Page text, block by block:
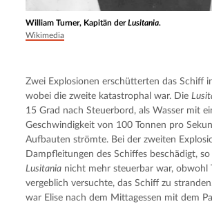
William Turner, Kapitän derLusitania.
Wikimedia
Zwei Explosionen erschütterten das Schiff
wobei die zweite katastrophal war. Die
15 Grad nach Steuerbord, als Wasser mit
Geschwindigkeit von 100 Tonnen pro
Aufbauten strömte. Bei der zweiten
Lusitania nicht mehr steuerbar war, obwohl
vergeblich versuchte, das Schiff zu
war Elise nach dem Mittagessen mit dem